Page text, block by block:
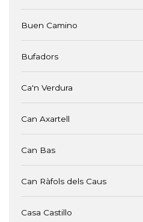
Buen Camino
Bufadors
Ca'n Verdura
Can Axartell
Can Bas
Can Ràfols dels Caus
Casa Castillo